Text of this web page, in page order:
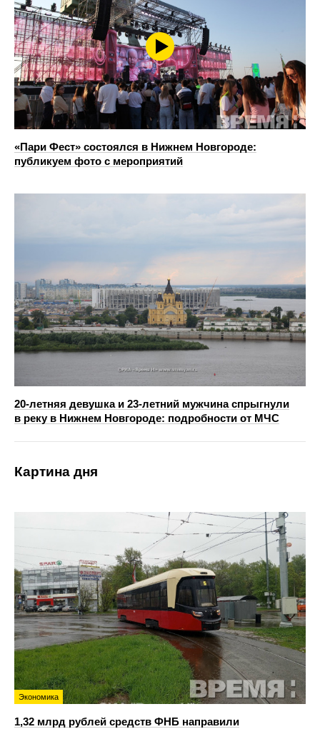
«Пари Фест» состоялся в Нижнем Новгороде:
публикуем фото с мероприятий
20‑летняя девушка и 23‑летний мужчина спрыгнули
в реку в Нижнем Новгороде: подробности от МЧС
Картина дня
Экономика
1,32 млрд рублей средств ФНБ направили